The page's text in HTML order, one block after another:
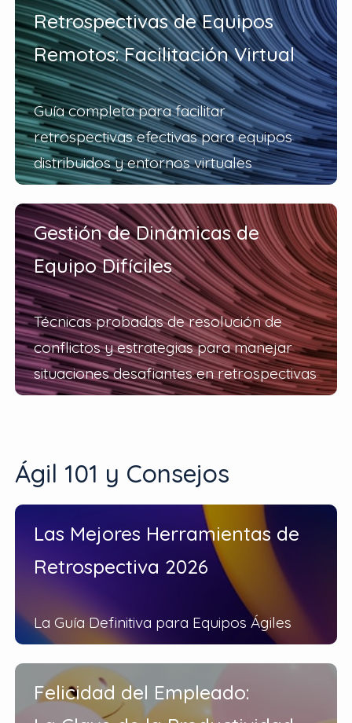
Retrospectivas de Equipos
Remotos: Facilitación Virtual
Guía completa para facilitar
retrospectivas efectivas para equipos
distribuidos y entornos virtuales
Gestión de Dinámicas de
Equipo Difíciles
Técnicas probadas de resolución de
conflictos y estrategias para manejar
situaciones desafiantes en retrospectivas
Ágil 101 y Consejos
Las Mejores Herramientas de
Retrospectiva 2026
La Guía Definitiva para Equipos Ágiles
Felicidad del Empleado: